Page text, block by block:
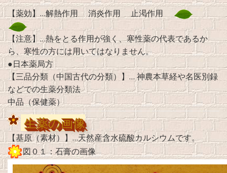
【薬効】…解熱作用 消炎作用 止渇作用
【注意】…熱をとる作用が強く、寒性薬の代表であるか
ら、寒性の方には用いてはなりません。
●日本薬局方
【三品分類（中国古代の分類）】… 神農本草経や名医別録
などでの生薬分類法
中品（保健薬）
生薬の画像
【基原（素材）】…天然産含水硫酸カルシウムです。
図０１：石膏の画像